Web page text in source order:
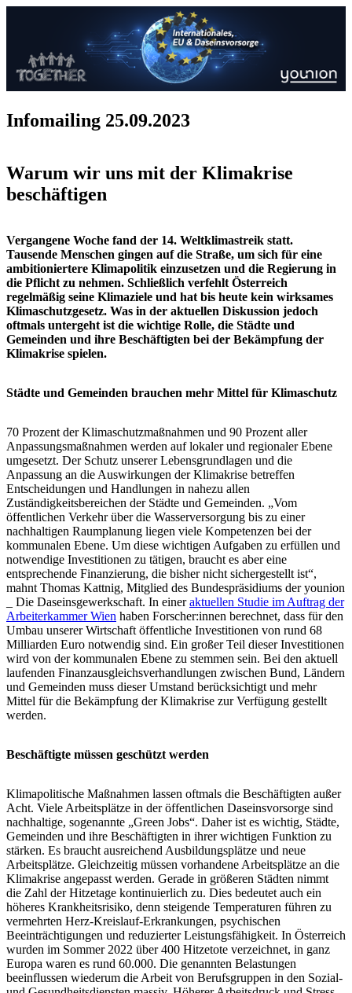
Infomailing 25.09.2023
Warum wir uns mit der Klimakrise
beschäftigen
Vergangene Woche fand der 14. Weltklimastreik statt.
Tausende Menschen gingen auf die Straße, um sich für eine
ambitioniertere Klimapolitik einzusetzen und die Regierung in
die Pflicht zu nehmen. Schließlich verfehlt Österreich
regelmäßig seine Klimaziele und hat bis heute kein wirksames
Klimaschutzgesetz. Was in der aktuellen Diskussion jedoch
oftmals untergeht ist die wichtige Rolle, die Städte und
Gemeinden und ihre Beschäftigten bei der Bekämpfung der
Klimakrise spielen.
Städte und Gemeinden brauchen mehr Mittel für Klimaschutz
70 Prozent der Klimaschutzmaßnahmen und 90 Prozent aller
Anpassungsmaßnahmen werden auf lokaler und regionaler Ebene
umgesetzt. Der Schutz unserer Lebensgrundlagen und die
Anpassung an die Auswirkungen der Klimakrise betreffen
Entscheidungen und Handlungen in nahezu allen
Zuständigkeitsbereichen der Städte und Gemeinden. „Vom
öffentlichen Verkehr über die Wasserversorgung bis zu einer
nachhaltigen Raumplanung liegen viele Kompetenzen bei der
kommunalen Ebene. Um diese wichtigen Aufgaben zu erfüllen und
notwendige Investitionen zu tätigen, braucht es aber eine
entsprechende Finanzierung, die bisher nicht sichergestellt ist“,
mahnt Thomas Kattnig, Mitglied des Bundespräsidiums der younion
_ Die Daseinsgewerkschaft. In eineraktuellen Studie im Auftrag der
Arbeiterkammer Wien haben Forscher:innen berechnet, dass für den
Umbau unserer Wirtschaft öffentliche Investitionen von rund 68
Milliarden Euro notwendig sind. Ein großer Teil dieser Investitionen
wird von der kommunalen Ebene zu stemmen sein. Bei den aktuell
laufenden Finanzausgleichsverhandlungen zwischen Bund, Ländern
und Gemeinden muss dieser Umstand berücksichtigt und mehr
Mittel für die Bekämpfung der Klimakrise zur Verfügung gestellt
werden.
Beschäftigte müssen geschützt werden
Klimapolitische Maßnahmen lassen oftmals die Beschäftigten außer
Acht. Viele Arbeitsplätze in der öffentlichen Daseinsvorsorge sind
nachhaltige, sogenannte „Green Jobs“. Daher ist es wichtig, Städte,
Gemeinden und ihre Beschäftigten in ihrer wichtigen Funktion zu
stärken. Es braucht ausreichend Ausbildungsplätze und neue
Arbeitsplätze. Gleichzeitig müssen vorhandene Arbeitsplätze an die
Klimakrise angepasst werden. Gerade in größeren Städten nimmt
die Zahl der Hitzetage kontinuierlich zu. Dies bedeutet auch ein
höheres Krankheitsrisiko, denn steigende Temperaturen führen zu
vermehrten Herz-Kreislauf-Erkrankungen, psychischen
Beeinträchtigungen und reduzierter Leistungsfähigkeit. In Österreich
wurden im Sommer 2022 über 400 Hitzetote verzeichnet, in ganz
Europa waren es rund 60.000. Die genannten Belastungen
beeinflussen wiederum die Arbeit von Berufsgruppen in den Sozial-